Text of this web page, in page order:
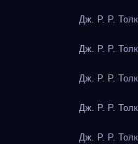
Дж. Р. Р.
Дж. Р. Р.
Дж. Р. Р.
Дж. Р. Р.
Дж. Р. Р.